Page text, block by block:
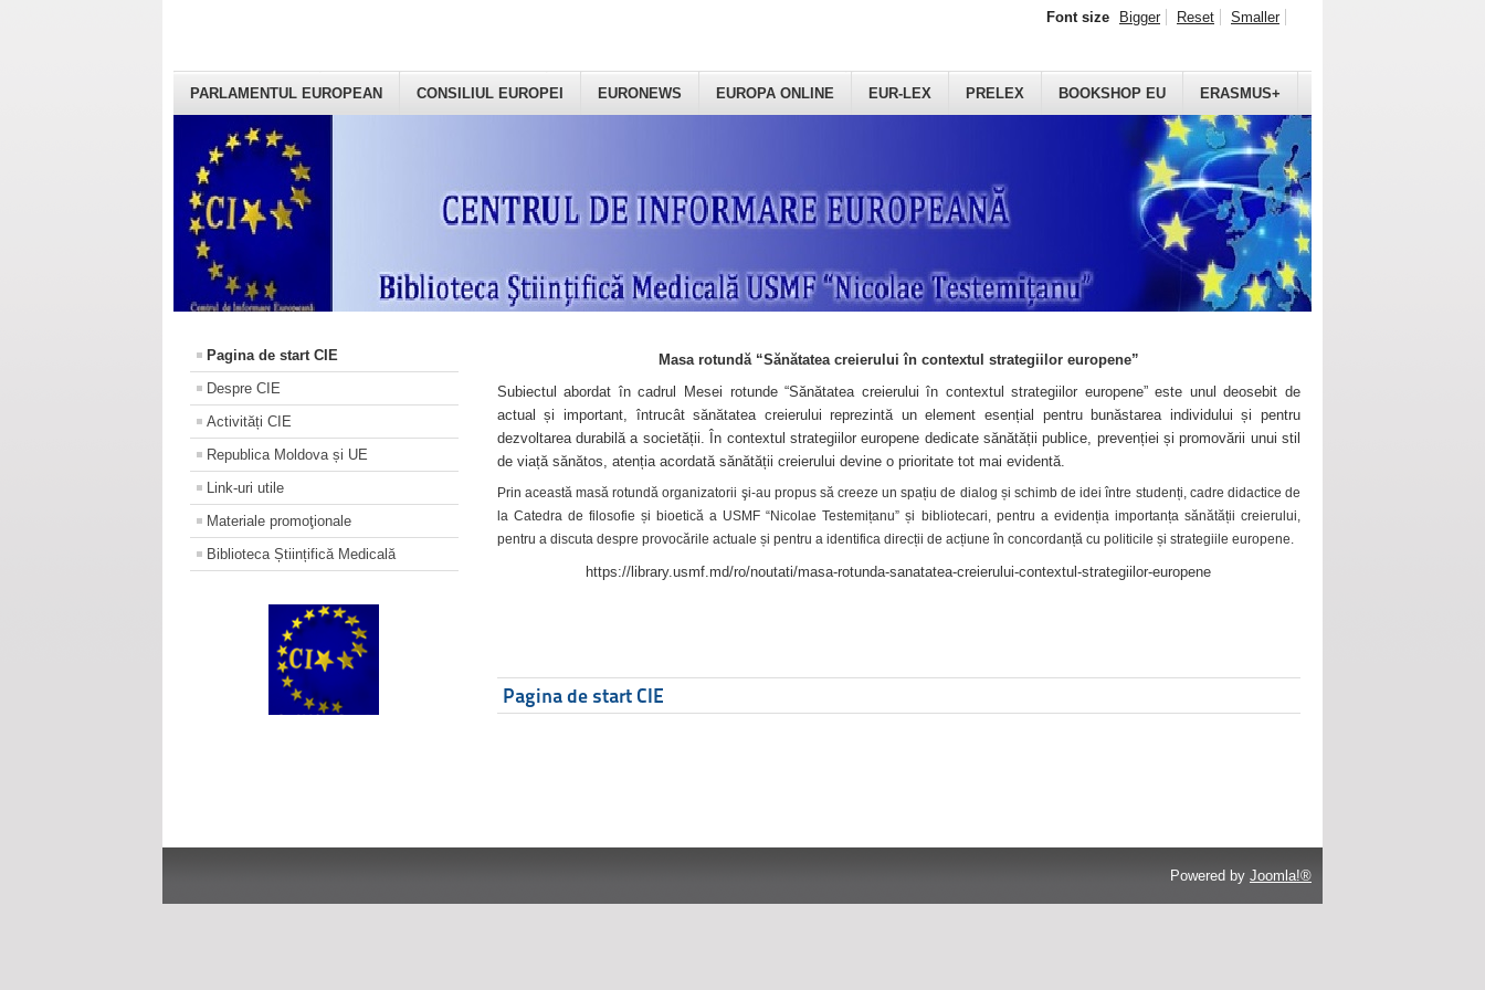
PARLAMENTUL EUROPEAN CONSILIUL EUROPEI EURONEWS EUROPA ONLINE EUR-LEX PRELEX BOOKSHOP EU ERASMUS+
Font size Bigger Reset Smaller
Pagina de start CIE
Despre CIE
Activități CIE
Republica Moldova și UE
Link-uri utile
Materiale promoţionale
Biblioteca Științifică Medicală
Masa rotundă “Sănătatea creierului în contextul strategiilor europene”
Subiectul abordat în cadrul Mesei rotunde “Sănătatea creierului în contextul strategiilor europene” este unul deosebit de
actual și important, întrucât sănătatea creierului reprezintă un element esențial pentru bunăstarea individului și pentru
dezvoltarea durabilă a societății. În contextul strategiilor europene dedicate sănătății publice, prevenției și promovării unui stil
de viață sănătos, atenția acordată sănătății creierului devine o prioritate tot mai evidentă.
Prin această masă rotundă organizatorii şi-au propus să creeze un spațiu de dialog și schimb de idei între studenți, cadre didactice de
la Catedra de filosofie și bioetică a USMF “Nicolae Testemițanu” și bibliotecari, pentru a evidenția importanța sănătății creierului,
pentru a discuta despre provocările actuale și pentru a identifica direcții de acțiune în concordanță cu politicile și strategiile europene.
https://library.usmf.md/ro/noutati/masa-rotunda-sanatatea-creierului-contextul-strategiilor-europene
Pagina de start CIE
Powered by Joomla!®